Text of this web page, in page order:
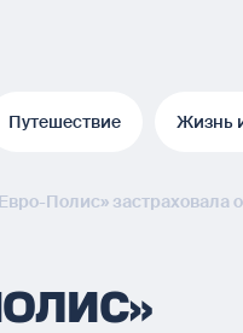
Путешествие Жизнь
Полис» застраховала